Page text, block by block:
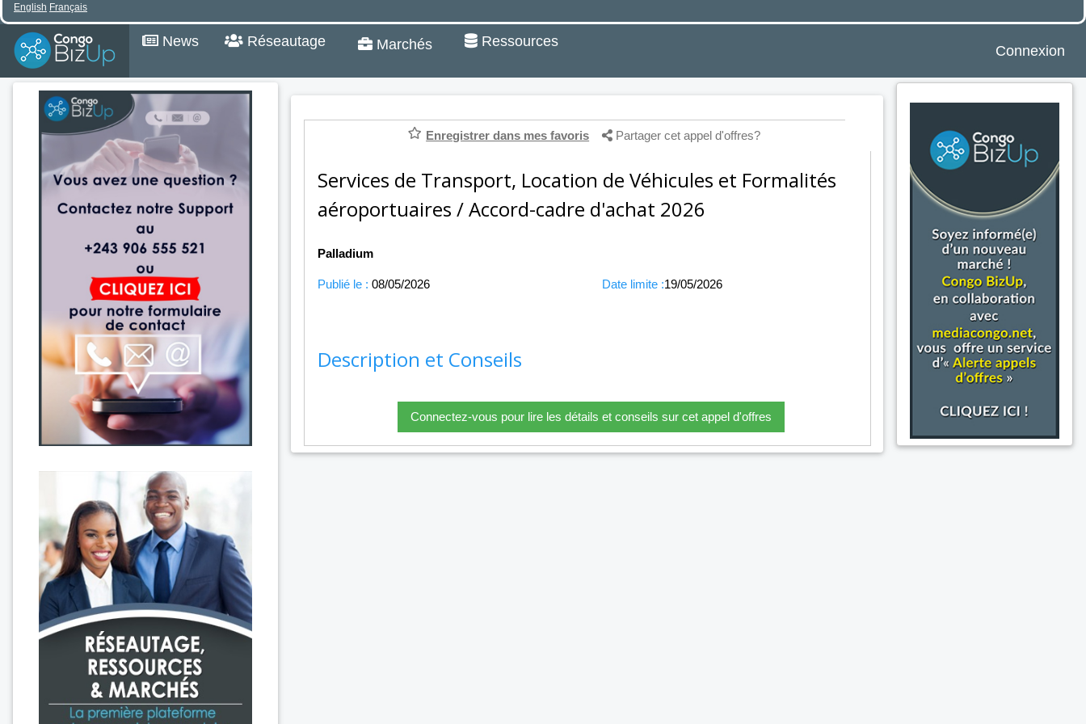
English Français
News Réseautage Marchés Ressources
Connexion
Enregistrer dans mes favoris Partager cet appel d'offres?
Services de Transport, Location de Véhicules et Formalités
aéroportuaires / Accord-cadre d'achat 2026
Palladium
Publié le : 08/05/2026 Date limite :19/05/2026
Description et Conseils
Connectez-vous pour lire les détails et conseils sur cet appel d'offres